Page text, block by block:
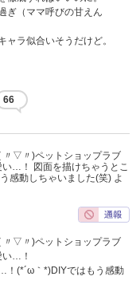
ぎ（ママ呼びの甘えん
ラ似合いそうだけど。
66
〃▽〃)ペットショップラブ
…！ 図面を描けちゃうとこ
感動しちゃいました(笑) よ
〃▽〃)ペットショップラブ
い…！
(*´ω｀*)DIYではもう感動